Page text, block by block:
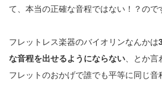
て、本当の正確な音程ではない！？ので
フレットレス楽器のバイオリンなんかは
な音程を出せるようにならない 、とか
フレットのおかげで誰でも平等に同じ音